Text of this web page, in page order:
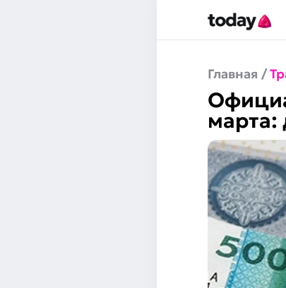
Главная /
марта: